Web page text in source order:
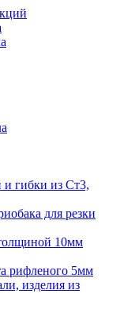
и гибки из Ст3,
для резки
10мм
рифленого 5мм
изделия из